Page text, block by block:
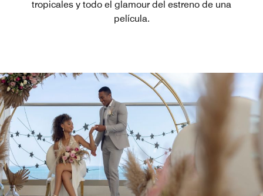
tropicales y todo el glamour del estreno de una
película.